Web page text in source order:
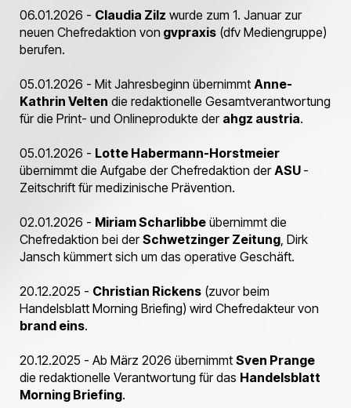
06.01.2026 - Claudia Zilz wurde zum 1. Januar zur
neuen Chefredaktion von gvpraxis (dfv Mediengruppe)
berufen.
05.01.2026 - Mit Jahresbeginn übernimmt Anne-
Kathrin Velten die redaktionelle Gesamtverantwortung
für die Print- und Onlineprodukte der ahgz austria.
05.01.2026 - Lotte Habermann-Horstmeier
übernimmt die Aufgabe der Chefredaktion der ASU -
Zeitschrift für medizinische Prävention.
02.01.2026 - Miriam Scharlibbe übernimmt die
Chefredaktion bei derSchwetzinger Zeitung , Dirk
Jansch kümmert sich um das operative Geschäft.
20.12.2025 - Christian Rickens (zuvor beim
Handelsblatt Morning Briefing) wird Chefredakteur von
brand eins.
20.12.2025 - Ab März 2026 übernimmt Sven Prange
die redaktionelle Verantwortung für das Handelsblatt
Morning Briefing.